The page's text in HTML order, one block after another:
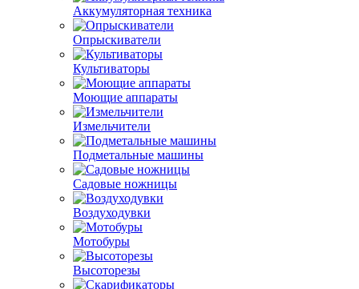
Аккумуляторная техника
Опрыскиватели
Культиваторы
Моющие аппараты
Измельчители
Подметальные машины
Садовые ножницы
Воздуходувки
Мотобуры
Высоторезы